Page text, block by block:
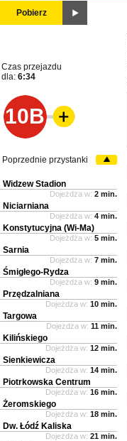
Pobierz
Czas przejazdu
dla: 6:34
10B
Poprzednie przystanki
Widzew Stadion
Dojeżdża w: 2 min.
Niciarniana
Dojeżdża w: 4 min.
Konstytucyjna (Wi-Ma)
Dojeżdża w: 5 min.
Sarnia
Dojeżdża w: 7 min.
Śmigłego-Rydza
Dojeżdża w: 9 min.
Przędzalniana
Dojeżdża w: 10 min.
Targowa
Dojeżdża w: 11 min.
Kilińskiego
Dojeżdża w: 12 min.
Sienkiewicza
Dojeżdża w: 14 min.
Piotrkowska Centrum
Dojeżdża w: 16 min.
Żeromskiego
Dojeżdża w: 18 min.
Dw. Łódź Kaliska
Dojeżdża w: 21 min.